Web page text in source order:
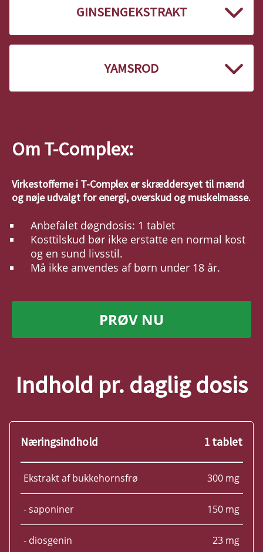
GINSENGEKSTRAKT
YAMSROD
Om T-Complex:
Virkestofferne i T-Complex er skræddersyet til mænd
og nøje udvalgt for energi, overskud og muskelmasse.
Anbefalet døgndosis: 1 tablet
Kosttilskud bør ikke erstatte en normal kost
og en sund livsstil.
Må ikke anvendes af børn under 18 år.
PRØV NU
Indhold pr. daglig dosis
Næringsindhold 1 tablet
Ekstrakt af bukkehornsfrø 300 mg
- saponiner 150 mg
- diosgenin 23 mg